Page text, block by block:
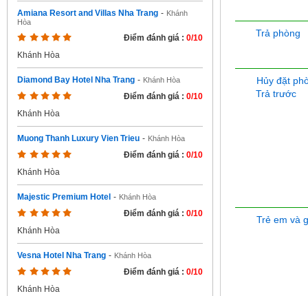
Amiana Resort and Villas Nha Trang - Khánh
Hòa
Điểm đánh giá : 0/10
Khánh Hòa
Diamond Bay Hotel Nha Trang - Khánh Hòa
Điểm đánh giá : 0/10
Khánh Hòa
Muong Thanh Luxury Vien Trieu - Khánh Hòa
Điểm đánh giá : 0/10
Khánh Hòa
Majestic Premium Hotel - Khánh Hòa
Điểm đánh giá : 0/10
Khánh Hòa
Vesna Hotel Nha Trang - Khánh Hòa
Điểm đánh giá : 0/10
Khánh Hòa
Trả phòng
Hủy đặt
Trả trước
Trẻ em và